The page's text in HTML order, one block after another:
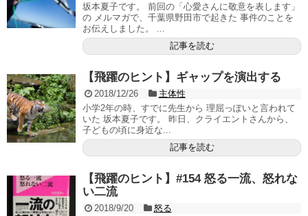
坂本夏子です。 前回の「心愛さんに敬意を表します」
の メルマガで、千葉県野田市で起きた 事件のことを
お伝えしました。 ...
記事を読む
【飛躍のヒント】ギャップを演出する
2018/12/26
主体性
小学2年の時、すでに先生から 理屈っぽいと言われて
いた 坂本夏子です。 昨日、クライエントさんから、
子どもの頃に身近な...
記事を読む
【飛躍のヒント】#154 怒る一流、怒れな
い二流
2018/9/20
怒る